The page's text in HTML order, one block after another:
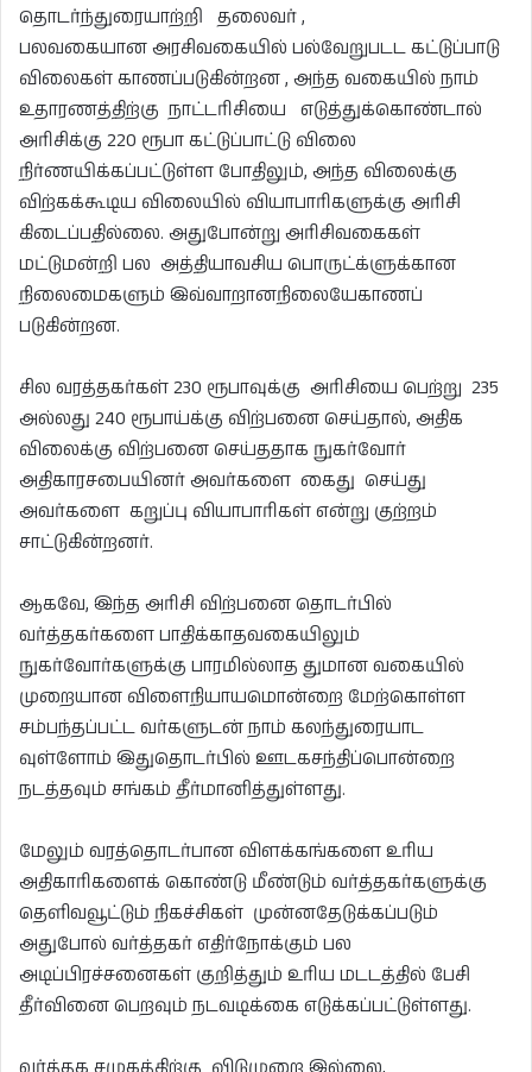
தொடர்ந்துரையாற்றி தலைவர் ,
பலவகையான அரசிவகையில் பல்வேறுபடட கட்டுப்பாடு
விலைகள் காணப்படுகின்றன , அந்த வகையில் நாம்
உதாரணத்திற்கு நாட்டரிசியை எடுத்துக்கொண்டால்
அரிசிக்கு 220 ரூபா கட்டுப்பாட்டு விலை
நிர்ணயிக்கப்பட்டுள்ள போதிலும், அந்த விலைக்கு
விற்கக்கூடிய விலையில் வியாபாரிகளுக்கு அரிசி
கிடைப்பதில்லை. அதுபோன்று அரிசிவகைகள்
மட்டுமன்றி பல அத்தியாவசிய பொருட்க்ளுக்கான
நிலைமைகளும் இவ்வாறானநிலையேகாணப்
படுகின்றன.
சில வரத்தகர்கள் 230 ரூபாவுக்கு அரிசியை பெற்று 235
அல்லது 240 ரூபாய்க்கு விற்பனை செய்தால், அதிக
விலைக்கு விற்பனை செய்ததாக நுகர்வோர்
அதிகாரசபையினர் அவர்களை கைது செய்து
அவர்களை கறுப்பு வியாபாரிகள் என்று குற்றம்
சாட்டுகின்றனர்.
ஆகவே, இந்த அரிசி விற்பனை தொடர்பில்
வர்த்தகர்களை பாதிக்காதவகையிலும்
நுகர்வோர்களுக்கு பாரமில்லாத துமான வகையில்
முறையான விளைநியாயமொன்றை மேற்கொள்ள
சம்பந்தப்பட்ட வர்களுடன் நாம் கலந்துரையாட
வுள்ளோம் இதுதொடர்பில் ஊடகசந்திப்பொன்றை
நடத்தவும் சங்கம் தீர்மானித்துள்ளது.
மேலும் வரத்தொடர்பான விளக்கங்களை உரிய
அதிகாரிகளைக் கொண்டு மீண்டும் வர்த்தகர்களுக்கு
தெளிவவூட்டும் நிகச்சிகள் முன்னதேடுக்கப்படும்
அதுபோல் வர்த்தகர் எதிர்நோக்கும் பல
அடிப்பிரச்சனைகள் குறித்தும் உரிய மடடத்தில் பேசி
தீர்வினை பெறவும் நடவடிக்கை எடுக்கப்பட்டுள்ளது.